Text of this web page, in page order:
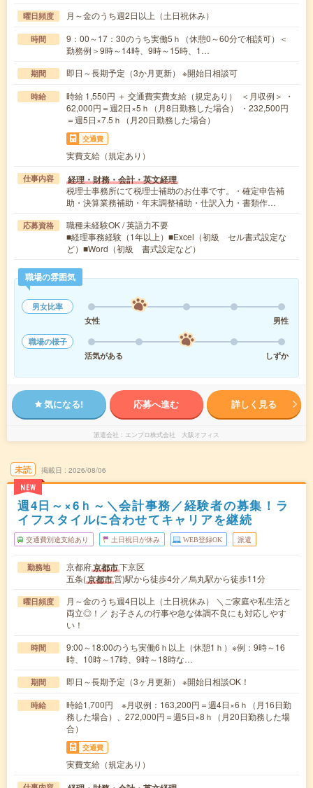
曜日頻度 月～金のうち週2日以上（土日祝休み）
時間
9：00～17：30のうち実働5ｈ（休憩0～60分で相談可）＜
勤務例＞9時～14時、9時～15時、1…
期間 即日～長期予定（3か月更新） ※開始日相談可
時給
時給 1,550円 ＋ 交通費実費支給（規定あり） ＜月収例＞ ・
62,000円＝週2日×5ｈ（月8日勤務した場合） ・232,500円
＝週5日×7.5ｈ（月20日勤務した場合）
交通費
実費支給（規定あり）
仕事内容 経理・財務・会計・英文経理
税理士事務所にて税理士補助のお仕事です。・確定申告補
助・決算業務補助・年末調整補助・仕訳入力・書類作…
応募資格
職種未経験OK / 英語力不要
■経理事務経験（1年以上）■Excel（初級 セル書式設定な
ど）■Word（初級 書式設定など）
職場の雰囲気
男女比率
女性
男性
職場の様子
活気がある
しずか
気になる! 応募へ進む 詳しく見る
派遣会社 エンプロ株式会社 大阪オフィス
未読
NEW
掲載日 2026/08/06
週4日～×6ｈ～＼会計事務／経験者の募集！ラ
イフスタイルに合わせてキャリアを継続
交通費別途支給あり 土日祝日が休み WEB登録OK 派遣
勤務地 京都府京都市下京区
五条(京都市営)駅から徒歩4分／烏丸駅から徒歩11分
曜日頻度
月～金のうち週4日以上（土日祝休み） ＼ご家庭や私生活と
両立◎！／ お子さんの行事や急な体調不良にも対応しやす
い！
時間
9:00～18:00のうち実働6ｈ以上（休憩1ｈ）※例：9時～16
時、10時～17時、9時～18時な…
期間 即日～長期予定（3ヶ月更新） ※開始日相談OK！
時給
時給1,700円 ※月収例：163,200円＝週4日×6ｈ（月16日勤
務した場合）、272,000円＝週5日×8ｈ（月20日勤務した場
合）
交通費
実費支給（規定あり）